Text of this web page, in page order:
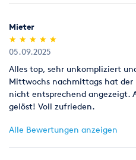
Mieter
(*)
★
★
(*) ★
★
(*) ★
★
(*) ★
★
(*) ★
★
05.09.2025
Alles top, sehr unkompliziert
Mittwochs nachmittags hat der
nicht entsprechend angezeigt.
gelöst! Voll zufrieden.
Alle Bewertungen anzeigen